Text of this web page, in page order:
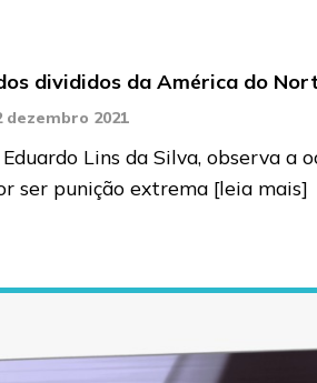
divididos da América do
dezembro 2021
Lins da Silva, observa
ser punição extrema [leia mais]